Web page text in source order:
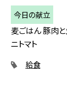
今日の献立
麦ごはん 豚肉
ニトマト
給食